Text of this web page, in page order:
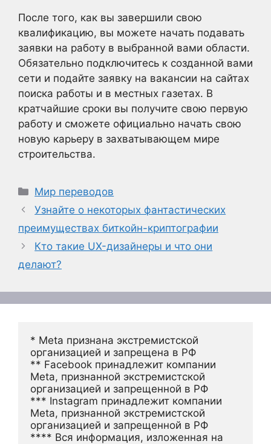
После того, как вы завершили свою
квалификацию, вы можете начать подавать
заявки на работу в выбранной вами области.
Обязательно подключитесь к созданной вами
сети и подайте заявку на вакансии на сайтах
поиска работы и в местных газетах. В
кратчайшие сроки вы получите свою первую
работу и сможете официально начать свою
новую карьеру в захватывающем мире
строительства.
Рубрики
Мир переводов
Узнайте о некоторых фантастических
преимуществах биткойн-криптографии
Кто такие UX-дизайнеры и что они
делают?
* Meta признана экстремистской
организацией и запрещена в РФ
** Facebook принадлежит компании
Meta, признанной экстремистской
организацией и запрещенной в РФ
*** Instagram принадлежит компании
Meta, признанной экстремистской
организацией и запрещенной в РФ
**** Вся информация, изложенная на